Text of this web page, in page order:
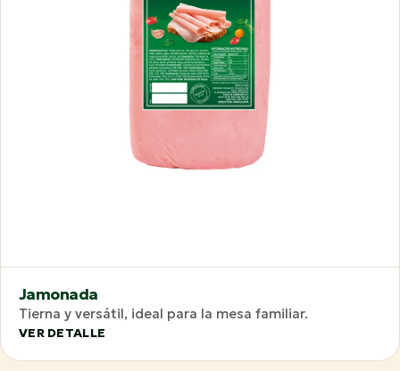
Jamonada
Tierna y versátil, ideal para la mesa familiar.
VER DETALLE